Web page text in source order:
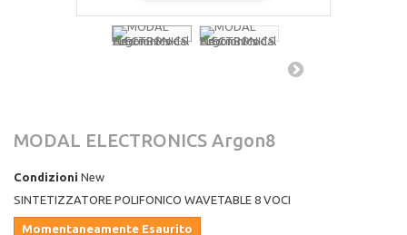
MODAL ELECTRONICS Argon8
Condizioni New
SINTETIZZATORE POLIFONICO WAVETABLE 8 VOCI
Momentaneamente Esaurito